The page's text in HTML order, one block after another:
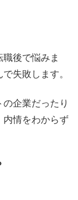
後で悩みま
失敗します。
企業だったり
内情をわからず